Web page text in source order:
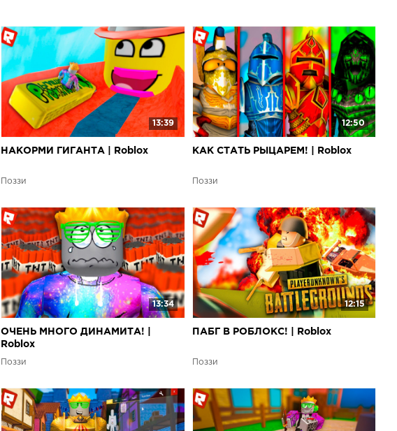
13:39
НАКОРМИ ГИГАНТА | Roblox
Поззи
12:50
КАК СТАТЬ РЫЦАРЕМ! | Roblox
Поззи
13:34
ОЧЕНЬ МНОГО ДИНАМИТА! |
Roblox
Поззи
12:15
ПАБГ В РОБЛОКС! | Roblox
Поззи